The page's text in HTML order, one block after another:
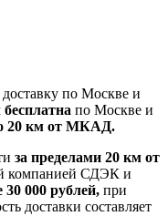
по Москве и
бесплатна по Москве и
20 км от МКАД.
за пределами 20 км от
компанией СДЭК и
30 000 рублей, при
доставки составляет